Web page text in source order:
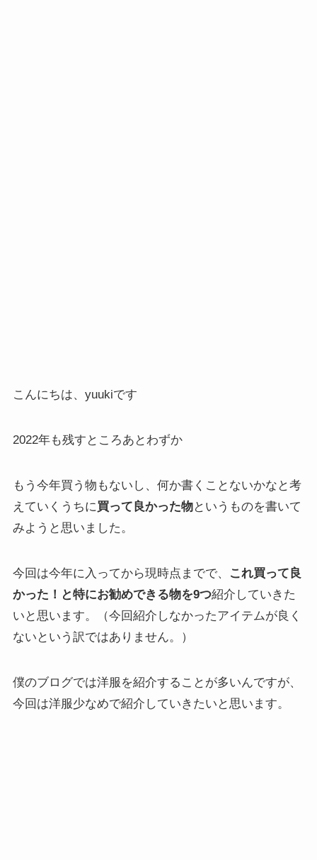
こんにちは、yuukiです
2022年も残すところあとわずか
もう今年買う物もないし、何か書くことないかなと考
えていくうちに買って良かった物というものを書いて
みようと思いました。
今回は今年に入ってから現時点までで、
これ買って良
かった！と特にお勧めできる物を9つ紹介していきた
いと思います。（今回紹介しなかったアイテムが良く
ないという訳ではありません。）
僕のブログでは洋服を紹介することが多いんですが、
今回は洋服少なめで紹介していきたいと思います。